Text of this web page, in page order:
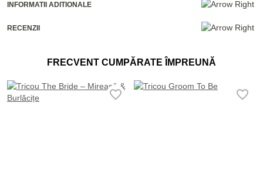
INFORMATII ADITIONALE
RECENZII
FRECVENT CUMPĂRATE ÎMPREUNĂ